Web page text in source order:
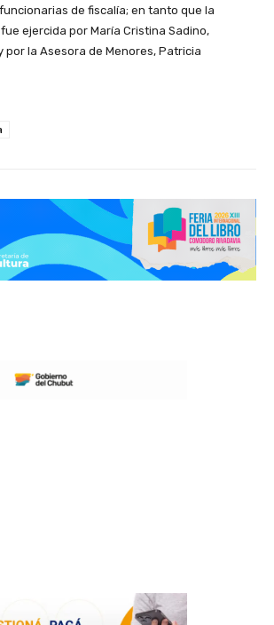
de fiscalía; en tanto que la
ejercida por María Cristina Sadino,
por la Asesora de Menores, Patricia